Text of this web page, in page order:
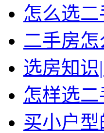
怎么选二
二手房怎
选房知
怎样选
买小户